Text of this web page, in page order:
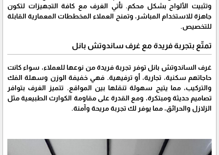
وتثبيت الألواح بشكل محكم. تأتي الغرف مع كافة التجهيزات لتكون
جاهزة للاستخدام المباشر، وتمنح العملاء المخططات المعمارية القابلة
للتخصيص.
تمتّع بتجربة فريدة مع غرف ساندوتش بانل
غرف الساندوتش بانل توفر تجربة فريدة من نوعها للعملاء، سواء كانت
حاجاتهم سكنية، تجارية، أو ترفيهية. فهي خفيفة الوزن وسهلة الفك
والتركيب، مما يتيح سهولة تنقلها بين المواقع. تتميز الغرف بتوافر
تصاميم حديثة ومبتكرة، ومع القدرة على مقاومة الكوارث الطبيعية مثل
الزلازل والحرائق، مما يوفر لك تجربة مريحة وآمنة.